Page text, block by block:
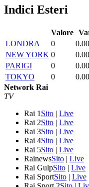
Indici Esteri
Valore
LONDRA
0
NEW YORK 0
PARIGI
0
TOKYO
0
Network Rai
TV
Rai 1 Sito | Live
Rai 2Sito | Live
Rai 3Sito | Live
Rai 4Sito | Live
Rai 5Sito | Live
RainewsSito | Live
Rai GulpSito | Live
Rai SportSito | Live